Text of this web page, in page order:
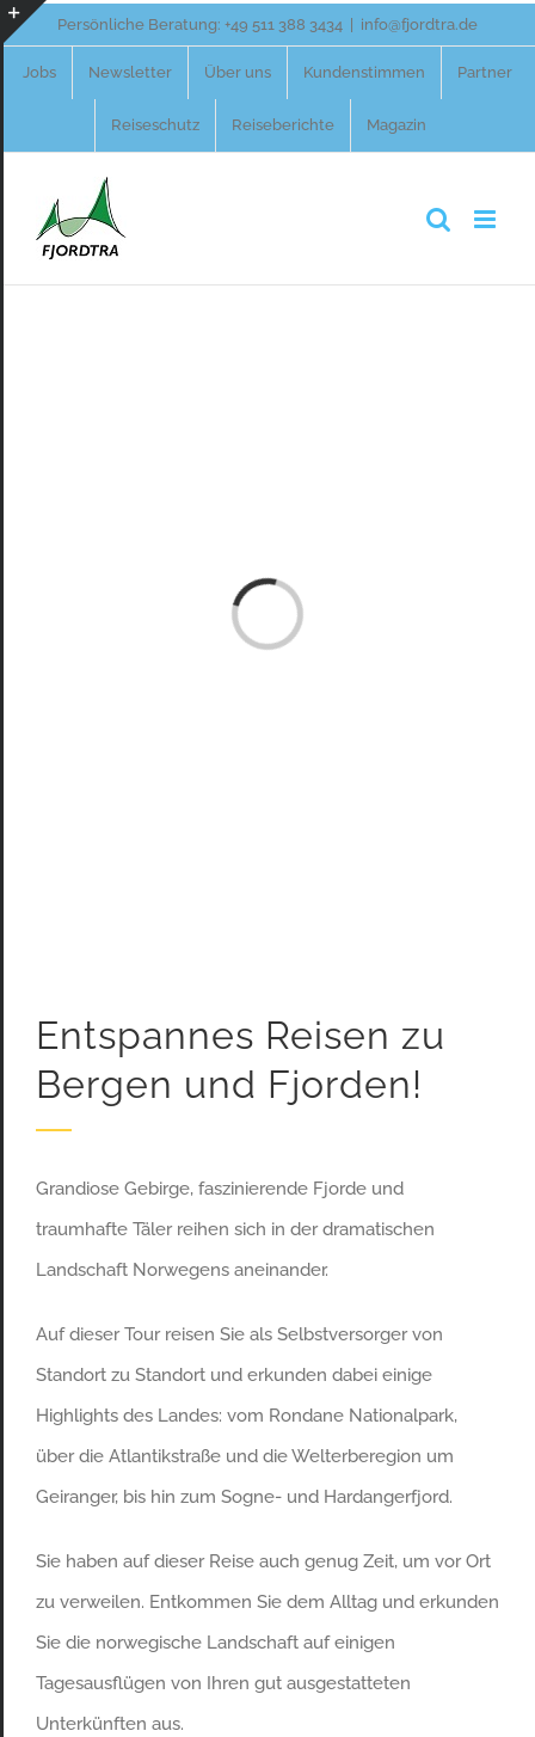
Zum
Persönliche Beratung: +49 511 388 3434 info@fjordtra.de
Jobs Newsletter Über uns Kundenstimmen Partner
Reiseschutz Reiseberichte Magazin
Laden...
Entspannes Reisen zu
Bergen und Fjorden!
Grandiose Gebirge, faszinierende Fjorde und
traumhafte Täler reihen sich in der dramatischen
Landschaft Norwegens aneinander.
Auf dieser Tour reisen Sie als Selbstversorger von
Standort zu Standort und erkunden dabei einige
Highlights des Landes: vom Rondane Nationalpark,
über die Atlantikstraße und die Welterberegion um
Geiranger, bis hin zum Sogne- und Hardangerfjord.
Sie haben auf dieser Reise auch genug Zeit, um vor Ort
zu verweilen. Entkommen Sie dem Alltag und erkunden
Sie die norwegische Landschaft auf einigen
Tagesausflügen von Ihren gut ausgestatteten
Unterkünften aus.
Toggle